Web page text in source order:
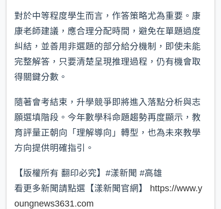
對於中等程度學生而言，作答策略尤為重要。康
康老師建議，應合理分配時間，避免在單題過度
糾結，並善用非選題的部分給分機制，即使未能
完整解答，只要清楚呈現推理過程，仍有機會取
得關鍵分數。
隨著會考結束，升學競爭即將進入落點分析與志
願選填階段。今年數學科命題趨勢再度顯示，教
育評量正朝向「理解導向」轉型，也為未來教學
方向提供明確指引。
【版權所有 翻印必究】#漾新聞 #高雄
看更多新聞請點選【漾新聞官網】 https://www.y
oungnews3631.com